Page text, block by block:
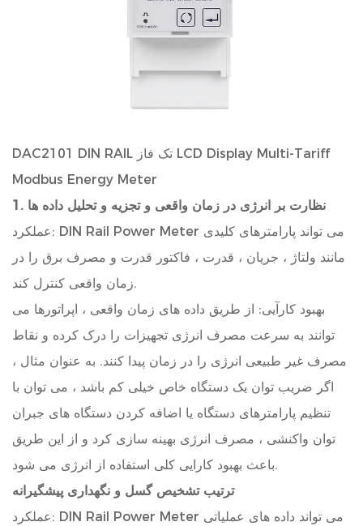
DAC2101 DIN RAIL تک فاز LCD Display Multi-Tariff
Modbus Energy Meter
1. نظارت بر انرژی در زمان واقعی و تجزیه و تحلیل داده ها
عملکرد: DIN Rail Power Meter می تواند پارامترهای کلیدی
مانند ولتاژ ، جریان ، قدرت ، فاکتور قدرت و مصرف برق را در
زمان واقعی کنترل کند.
بهبود کارآیی: از طریق داده های زمان واقعی ، اپراتورها می
توانند به سرعت مصرف انرژی تجهیزات را درک کرده و نقاط
مصرف غیر طبیعی انرژی را در زمان پیدا کنند. به عنوان مثال ،
اگر ضریب توان یک دستگاه خاص خیلی کم باشد ، می توان با
تنظیم پارامترهای دستگاه یا اضافه کردن دستگاه های جبران
توان واکنشی ، مصرف انرژی بهینه سازی کرد و از این طریق
باعث بهبود کارایی کلی استفاده از انرژی می شود.
ترتیب تشخیص گسل و نگهداری پیشگیرانه
عملکرد: DIN Rail Power Meter می تواند داده های عملیاتی